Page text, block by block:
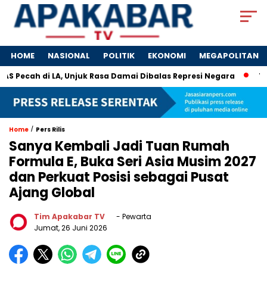
HOME NASIONAL POLITIK EKONOMI MEGAPOLITAN
di LA, Unjuk Rasa Damai Dibalas Represi Negara
Home / Pers Rilis
Sanya Kembali Jadi Tuan Rumah
Formula E, Buka Seri Asia Musim 2027
dan Perkuat Posisi sebagai Pusat
Ajang Global
Tim Apakabar TV
- Pewarta
Jumat, 26 Juni 2026